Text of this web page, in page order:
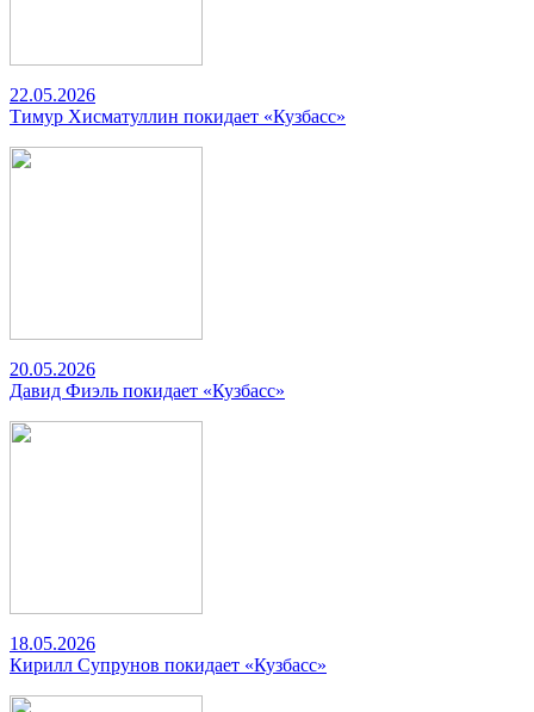
22.05.2026
Тимур Хисматуллин покидает «Кузбасс»
20.05.2026
Давид Фиэль покидает «Кузбасс»
18.05.2026
Кирилл Супрунов покидает «Кузбасс»